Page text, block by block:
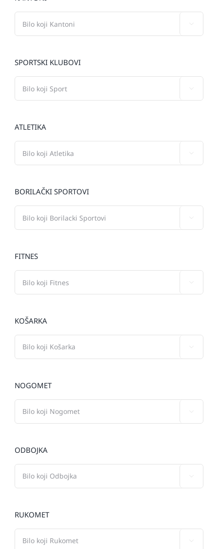
SPORTSKI KLUBOVI
ATLETIKA
BORILAČKI SPORTOVI
FITNES
KOŠARKA
NOGOMET
ODBOJKA
RUKOMET